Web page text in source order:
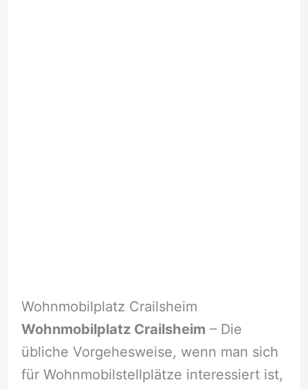
Wohnmobilplatz Crailsheim
Wohnmobilplatz Crailsheim – Die
übliche Vorgehesweise, wenn man sich
für Wohnmobilstellplätze interessiert ist,